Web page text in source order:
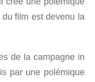
film est devenu la
de la campagne in
par une polémique